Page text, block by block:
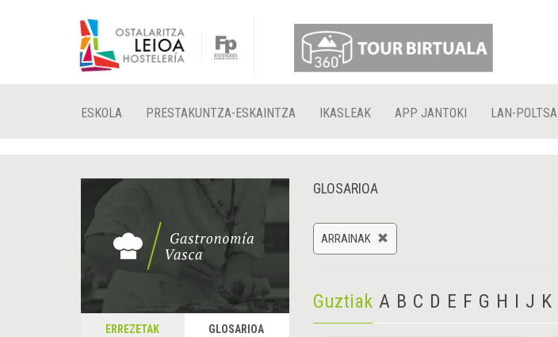
ESKOLA PRESTAKUNTZA-ESKAINTZA IKASLEAK APP JANTOKI LAN-POLTSA
ERREZETAK GLOSARIOA
GLOSARIOA
ARRAINAK
Guztiak A B C D E F G H I J K